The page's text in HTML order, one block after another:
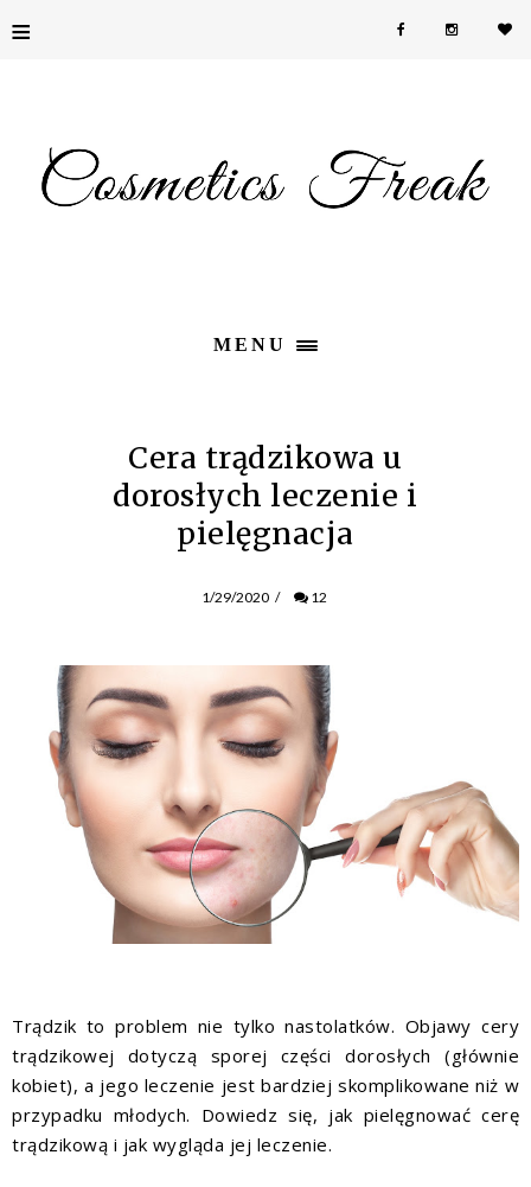
≡
MENU
Cera trądzikowa u
dorosłych leczenie i
pielęgnacja
1/29/2020 / 12
Trądzik to problem nie tylko nastolatków. Objawy cery
trądzikowej dotyczą sporej części dorosłych (głównie
kobiet), a jego leczenie jest bardziej skomplikowane niż w
przypadku młodych. Dowiedz się, jak pielęgnować cerę
trądzikową i jak wygląda jej leczenie.